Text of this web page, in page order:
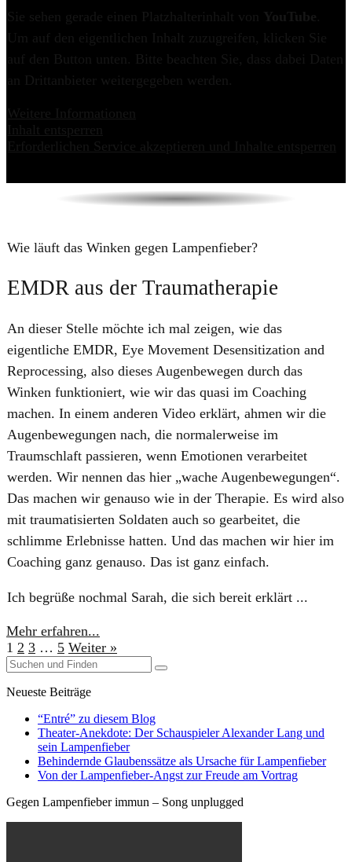
Wie läuft das Winken gegen Lampenfieber?
EMDR aus der Traumatherapie
An dieser Stelle möchte ich mal zeigen, wie das
eigentliche EMDR, Eye Movement Desensitization and
Reprocessing, also dieses Augenbewegen durch das
Winken funktioniert, wie wir das quasi im Coaching
machen. In einem anderen Video erklärt, ahmen wir die
Augenbewegungen nach, die normalerweise im
Traumschlaft passieren, wenn Emotionen verarbeitet
werden. Wir nennen das hier „wache Augenbewegungen“.
Das machen wir genauso wie in der Therapie. Es wird also
mit traumatisierten Soldaten auch so gearbeitet, die
schlimme Erlebnisse hatten. Und das machen wir hier im
Coaching ganz genauso. Das ist ganz einfach.
Ich begrüße nochmal Sarah, die sich bereit erklärt ...
Mehr erfahren...
1 2 3 … 5 Weiter »
Neueste Beiträge
“Entré” zu diesem Blog
Theater-Anekdote: Der Schauspieler Alexander Lang und
sein Lampenfieber
Behindernde Glaubenssätze als Ursache für Lampenfieber
​Von der Lampenfieber-Angst zur Freude am Vortrag
Gegen Lampenfieber immun – Song unplugged